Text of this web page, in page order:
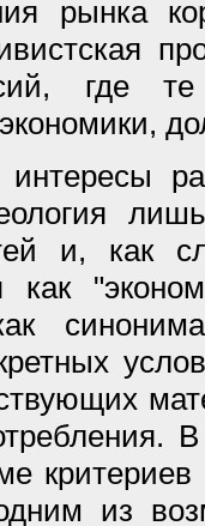
рынка
где
интересы
и, как
как
из